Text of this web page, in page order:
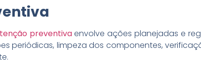
preventivaenvolve ações planejadas e
periódicas, limpeza dos componentes,